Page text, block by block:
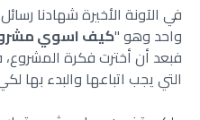
في الآونة الأخيرة شهادنا
واحد وهو "كيف اسوي مشروع
فبعد أن أخترت فكرة
التي يجب اتباعها والبدء بها